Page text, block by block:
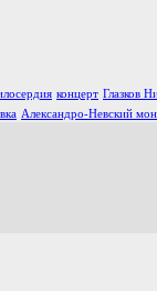
концерт Глазков
Александро-Невский